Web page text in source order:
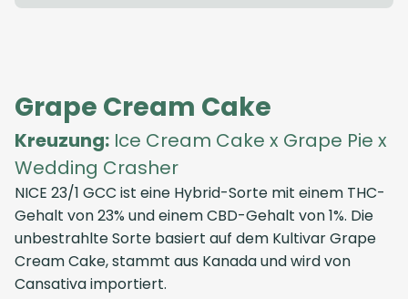
Grape Cream Cake
Kreuzung: Ice Cream Cake x Grape Pie x
Wedding Crasher
NICE 23/1 GCC ist eine Hybrid-Sorte mit einem THC-
Gehalt von 23% und einem CBD-Gehalt von 1%. Die
unbestrahlte Sorte basiert auf dem Kultivar Grape
Cream Cake, stammt aus Kanada und wird von
Cansativa importiert.